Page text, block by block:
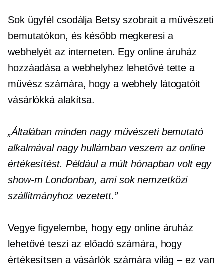
Sok ügyfél csodálja Betsy szobrait a művészeti
bemutatókon, és később megkeresi a
webhelyét az interneten. Egy online áruház
hozzáadása a webhelyhez lehetővé tette a
művész számára, hogy a webhely látogatóit
vásárlókká alakítsa.
„Általában minden nagy művészeti bemutató
alkalmával nagy hullámban veszem az online
értékesítést. Például a múlt hónapban volt egy
show-m Londonban, ami sok nemzetközi
szállítmányhoz vezetett.”
Vegye figyelembe, hogy egy online áruház
lehetővé teszi az előadó számára, hogy
értékesítsen a vásárlók számára világ – ez van